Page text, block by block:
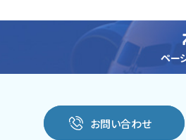
ペー
お問い合わせ